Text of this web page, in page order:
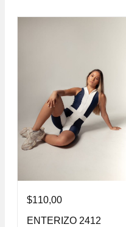
$110,00
ENTERIZO 2412